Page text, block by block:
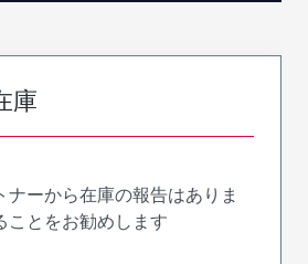
庫
ナーから在庫の報告はありま
ことをお勧めします